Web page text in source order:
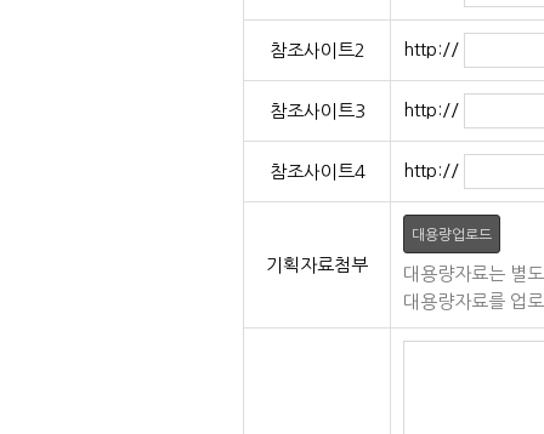
참조사이트2 http://
참조사이트3 http://
참조사이트4 http://
기획자료첨부
대용량업로드
대용량자료는 별
대용량자료를 업